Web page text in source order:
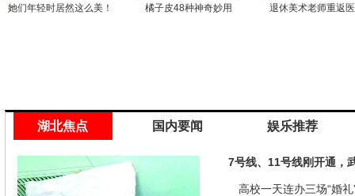
她们年轻时居然这么美！ 橘子皮48种神奇妙用 退休美术老师重返
湖北焦点 国内要闻 娱乐推荐
7号线、11号线刚开通，
高校一天连办三场“婚